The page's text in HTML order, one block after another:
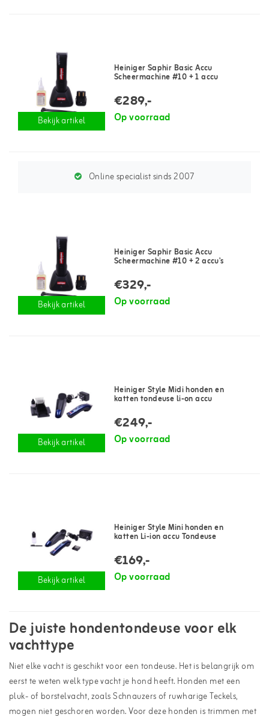
Bekijk artikel
Heiniger Saphir Basic Accu
Scheermachine #10 + 1 accu
€289,-
Op voorraad
Online specialist sinds 2007
Bekijk artikel
Heiniger Saphir Basic Accu
Scheermachine #10 + 2 accu's
€329,-
Op voorraad
Bekijk artikel
Heiniger Style Midi honden en
katten tondeuse li-on accu
€249,-
Op voorraad
Bekijk artikel
Heiniger Style Mini honden en
katten Li-ion accu Tondeuse
€169,-
Op voorraad
De juiste hondentondeuse voor elk
vachttype
Niet elke vacht is geschikt voor een tondeuse. Het is belangrijk om
eerst te weten welk type vacht je hond heeft. Honden met een
pluk- of borstelvacht, zoals Schnauzers of ruwharige Teckels,
mogen niet geschoren worden. Voor deze honden is trimmen met